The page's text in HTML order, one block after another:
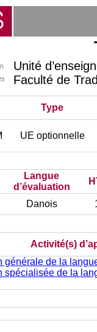
Unité
Faculté de
Type
UE optionnelle
Langue
d’évaluation
Danois
Activité(s)
générale de la
spécialisée de la